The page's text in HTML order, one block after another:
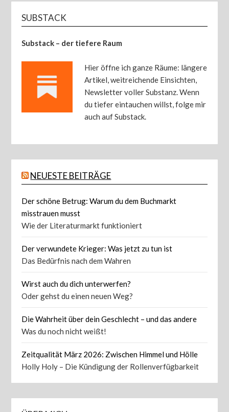
SUBSTACK
Substack – der tiefere Raum
Hier öffne ich ganze Räume: längere
Artikel, weitreichende Einsichten,
Newsletter voller Substanz. Wenn
du tiefer eintauchen willst, folge mir
auch auf Substack.
NEUESTE BEITRÄGE
Der schöne Betrug: Warum du dem Buchmarkt
misstrauen musst
Wie der Literaturmarkt funktioniert
Der verwundete Krieger: Was jetzt zu tun ist
Das Bedürfnis nach dem Wahren
Wirst auch du dich unterwerfen?
Oder gehst du einen neuen Weg?
Die Wahrheit über dein Geschlecht – und das andere
Was du noch nicht weißt!
Zeitqualität März 2026: Zwischen Himmel und Hölle
Holly Holy – Die Kündigung der Rollenverfügbarkeit